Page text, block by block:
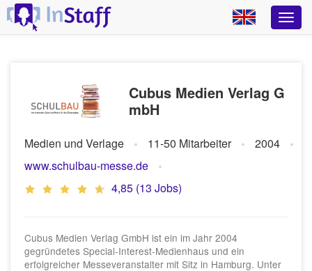
Cubus Medien Verlag G
mbH
Medien und Verlage 11-50 Mitarbeiter
2004
www.schulbau-messe.de
4,85 (13 Jobs)
Cubus Medien Verlag GmbH ist ein im Jahr 2004
gegründetes Special-Interest-Medienhaus und ein
erfolgreicher Messeveranstalter mit Sitz in Hamburg. Unter